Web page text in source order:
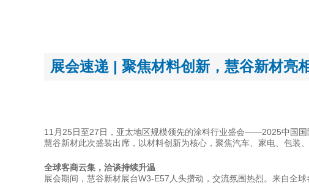
展会速递 | 聚焦材料创新，慧谷新材亮
11 月25日至27日，亚太地区规模领先的涂料行业盛会——2025中国国
慧谷新材此次盛装出席，以材料创新为核心，聚焦汽车、家电、包装
全球客商云集，洽谈持续升温
展会期间，慧谷新材展台W3-E57 人头攒动，交流氛围热烈。来自全